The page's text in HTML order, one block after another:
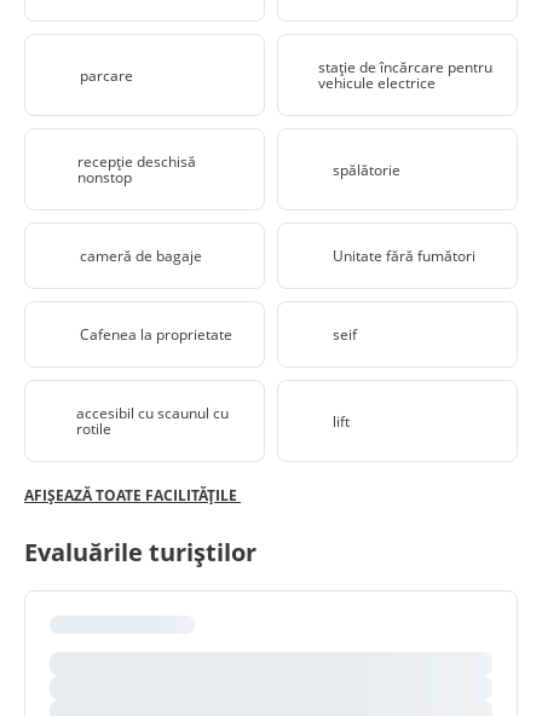
parcare stație de încărcare pentru
vehicule electrice
recepţie deschisă
nonstop spălătorie
cameră de bagaje Unitate fără fumători
Cafenea la proprietate seif
accesibil cu scaunul cu
rotile lift
AFIȘEAZĂ TOATE FACILITĂȚILE
Evaluările turiștilor